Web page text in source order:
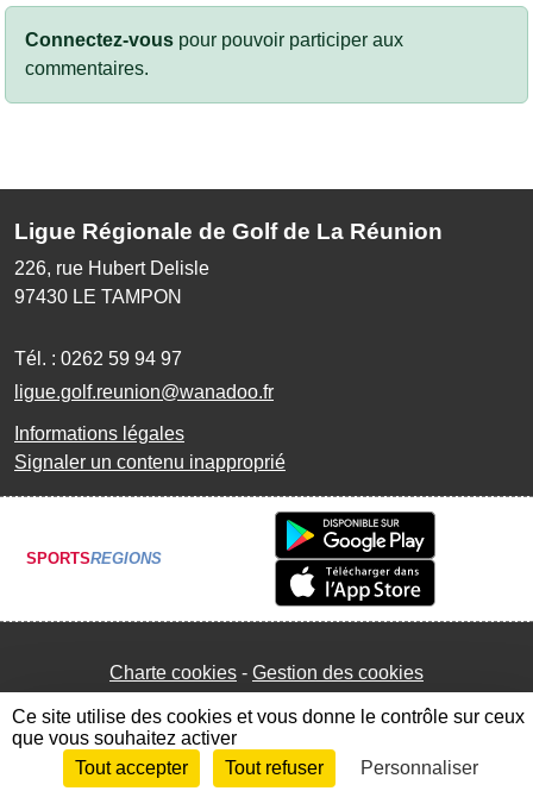
Connectez-vous pour pouvoir participer aux
commentaires.
Ligue Régionale de Golf de La Réunion
226, rue Hubert Delisle
97430 LE TAMPON
Tél. : 0262 59 94 97
ligue.golf.reunion@wanadoo.fr
Informations légales
Signaler un contenu inapproprié
SPORTSREGIONS
Charte cookies Gestion des cookies
Envie de participer ? Connexion
Ce site utilise des cookies et vous donne le contrôle sur ceux
que vous souhaitez activer
Tout accepter
Tout refuser Personnaliser